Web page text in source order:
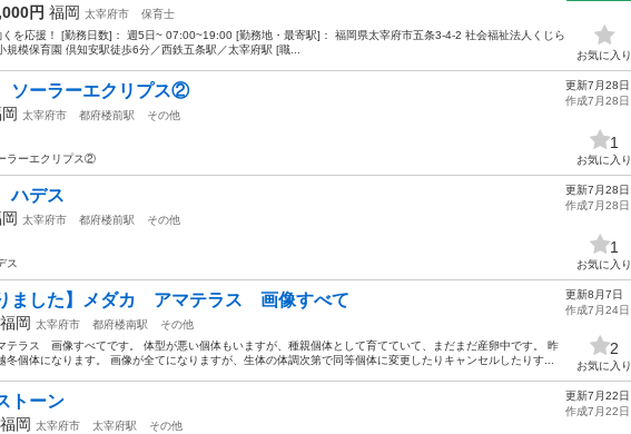
円 福岡 太宰府市
保育士
くを応援！ [勤務日数]： 週5日~ 07:00~19:00 [勤務地・最寄駅]： 福岡県太宰府市五条3-4-2 社会福祉法人くじら
規模保育園 倶知安駅徒歩6分／西鉄五条駅／太宰府駅 [職...
お気に入り
ソーラーエクリプス②
太宰府市 都府楼前駅
その他
ラーエクリプス②
更新7月28日
作成7月28日
1
お気に入り
ハデス
太宰府市 都府楼前駅
その他
ス
更新7月28日
作成7月28日
1
お気に入り
りました】メダカ アマテラス 画像すべて
福岡 太宰府市 都府楼南駅
その他
テラス 画像すべてです。 体型が悪い個体もいますが、種親個体として育てていて、まだまだ産卵中です。 昨
冬個体になります。 画像が全てになりますが、生体の体調次第で同等個体に変更したりキャンセルしたりす...
更新8月7日
作成7月24日
2
お気に入り
トーン
福岡 太宰府市 太宰府駅
その他
更新7月22日
作成7月22日